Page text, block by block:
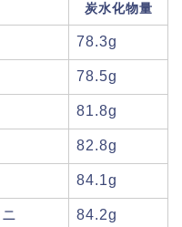
炭水化物量
78.3g
78.5g
81.8g
82.8g
84.1g
84.2g